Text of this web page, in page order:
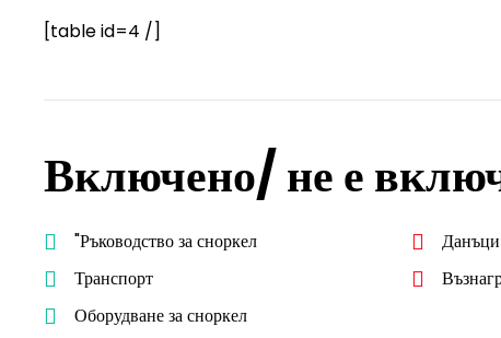
[table id=4 /]
Включено/ не е
"Ръководство за сноркел
Транспорт
Оборудване за сноркел
Данъци